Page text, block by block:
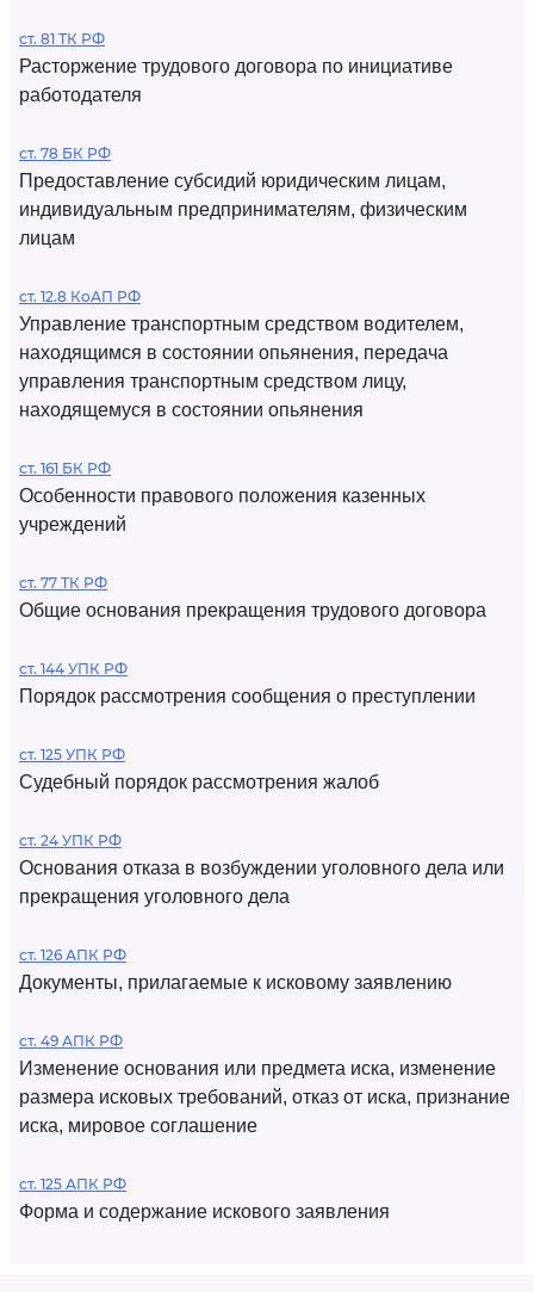
ст. 81 ТК РФ
Расторжение трудового договора по инициативе
работодателя
ст. 78 БК РФ
Предоставление субсидий юридическим лицам,
индивидуальным предпринимателям, физическим
лицам
ст. 12.8 КоАП РФ
Управление транспортным средством водителем,
находящимся в состоянии опьянения, передача
управления транспортным средством лицу,
находящемуся в состоянии опьянения
ст. 161 БК РФ
Особенности правового положения казенных
учреждений
ст. 77 ТК РФ
Общие основания прекращения трудового договора
ст. 144 УПК РФ
Порядок рассмотрения сообщения о преступлении
ст. 125 УПК РФ
Судебный порядок рассмотрения жалоб
ст. 24 УПК РФ
Основания отказа в возбуждении уголовного дела или
прекращения уголовного дела
ст. 126 АПК РФ
Документы, прилагаемые к исковому заявлению
ст. 49 АПК РФ
Изменение основания или предмета иска, изменение
размера исковых требований, отказ от иска, признание
иска, мировое соглашение
ст. 125 АПК РФ
Форма и содержание искового заявления